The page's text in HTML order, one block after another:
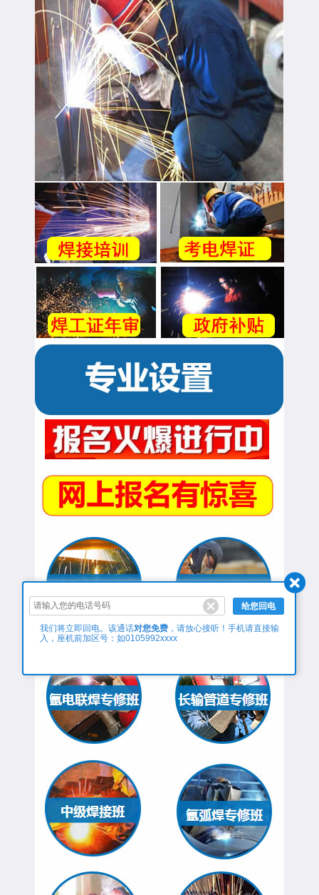
给您回电
我们将立即回电。该通话对您免费，请放心接听！手机请直接输
入，座机前加区号：如0105992xxxx